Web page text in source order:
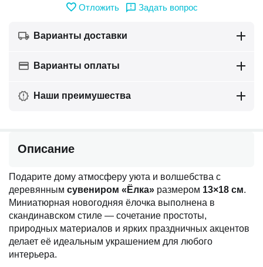
Отложить Задать вопрос
Варианты доставки
Варианты оплаты
Наши преимушества
Описание
Подарите дому атмосферу уюта и волшебства с
деревянным сувениром «Ёлка» размером 13×18 см.
Миниатюрная новогодняя ёлочка выполнена в
скандинавском стиле — сочетание простоты,
природных материалов и ярких праздничных акцентов
делает её идеальным украшением для любого
интерьера.